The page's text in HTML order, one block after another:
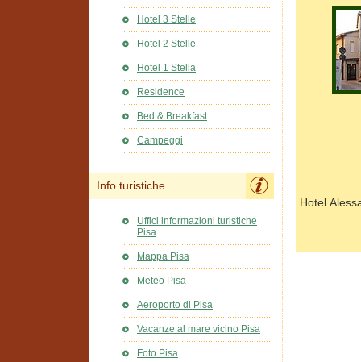
Hotel
Hotel 3 Stelle
Hotel 2 Stelle
Hotel 1 Stella
Residence
Bed & Breakfast
Campeggi
Info turistiche
Uffici informazioni turistiche
Pisa
Mappa Pisa
Meteo Pisa
Aeroporto di Pisa
Vacanze al mare vicino Pisa
Foto Pisa